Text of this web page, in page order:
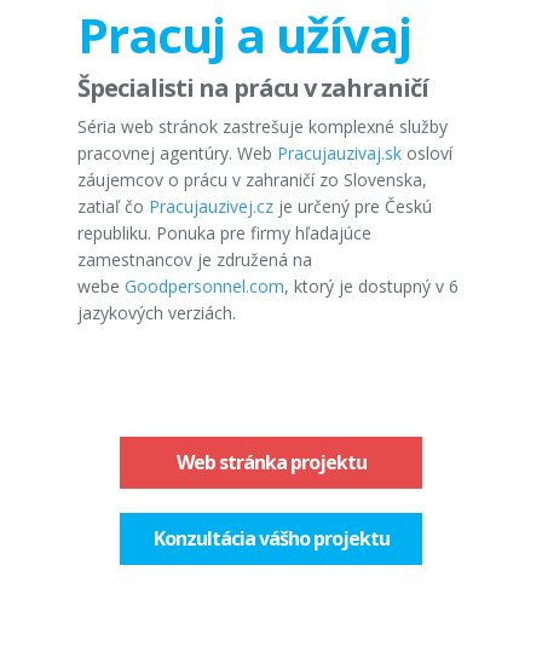
Pracuj a užívaj
Špecialisti na prácu v zahraničí
Séria web stránok zastrešuje komplexné služby
pracovnej agentúry. Web Pracujauzivaj.sk osloví
záujemcov o prácu v zahraničí zo Slovenska,
zatiaľ čo Pracujauzivej.cz je určený pre Českú
republiku. Ponuka pre firmy hľadajúce
zamestnancov je združená na
webe Goodpersonnel.com, ktorý je dostupný v 6
jazykových verziách.
Web stránka projektu
Konzultácia vášho projektu